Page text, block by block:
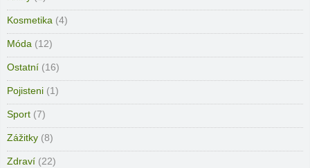
Kosmetika (4)
Móda (12)
Ostatní (16)
Pojisteni (1)
Sport (7)
Zážitky (8)
Zdraví (22)